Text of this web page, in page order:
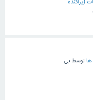
(پراکنده
ها توسط بی